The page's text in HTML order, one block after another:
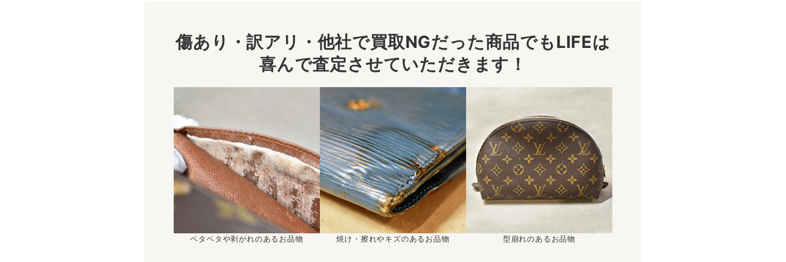
傷あり・訳アリ・他社で買取NGだった商品でもLIFEは
喜んで査定させていただきます！
ベタベタや剥がれのあるお品物 焼け・擦れやキズのあるお品物 型崩れのあるお品物